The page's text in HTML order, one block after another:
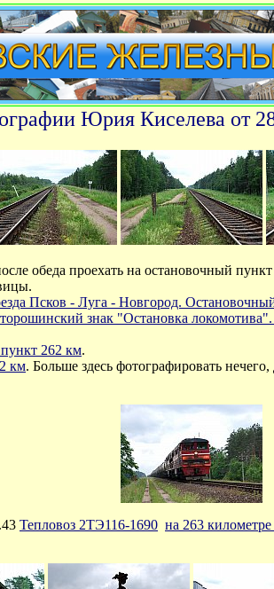
Юрия Киселева от
обеда проехать на остановочный
Псков - Луга - Новгород.
знак "Остановка
262 км.
км. Больше здесь фотографировать
Тепловоз 2ТЭ116-1690 на 263